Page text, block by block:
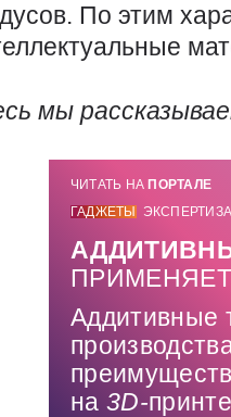
По этим
мы
ЧИТАТЬ НА ПОРТАЛЕ
ГАДЖЕТЫ
ЭКСПЕРТИЗА
Аддитивные
на3D-